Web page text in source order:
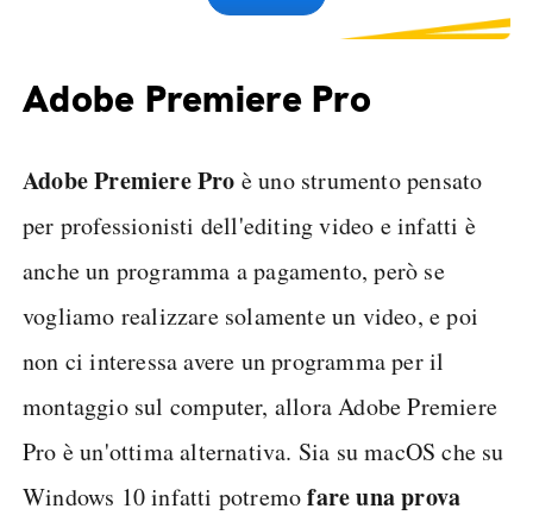
Adobe Premiere Pro
Adobe Premiere Pro è uno strumento pensato
per professionisti dell'editing video e infatti è
anche un programma a pagamento, però se
vogliamo realizzare solamente un video, e poi
non ci interessa avere un programma per il
montaggio sul computer, allora Adobe Premiere
Pro è un'ottima alternativa. Sia su macOS che su
Windows 10 infatti potremofare una prova